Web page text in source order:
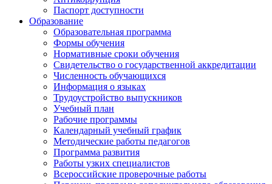
Паспорт доступности
Образование
Образовательная программа
Формы обучения
Нормативные сроки обучения
Свидетельство о государственной аккредитации
Численность обучающихся
Информация о языках
Трудоустройство выпускников
Учебный план
Рабочие программы
Календарный учебный график
Методические работы педагогов
Программа развития
Работы узких специалистов
Всероссийские проверочные работы